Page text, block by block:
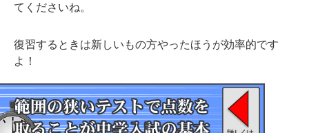
てくださいね。
復習するときは新しいもの方やったほうが効率的です
よ！